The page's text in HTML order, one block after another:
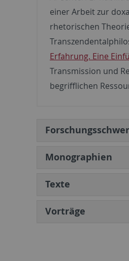
einer Arbeit zur
rhetorischen
Erfahrung. Eine
Transmission und
begrifflichen
Monographien
Texte
Vorträge